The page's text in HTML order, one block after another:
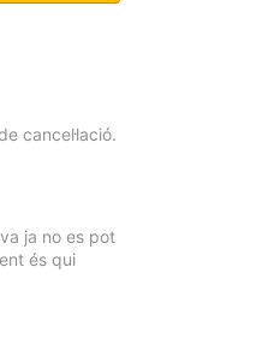
cancel·lació.
ja no es pot
és qui